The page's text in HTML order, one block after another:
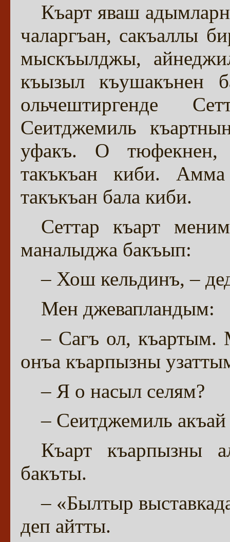
Къарт яваш
чаларгъан, сакъаллы
мыскъылджы,
къызыл къушакънен
ольчештиргенде
Сеитджемиль
уфакъ. О тюфекнен,
такъкъан киби.
такъкъан бала киби.
Сеттар къарт
маналыджа бакъып:
– Хош кельдинъ, –
Мен джевапландым:
– Сагъ ол, къартым.
онъа къарпызны
– Я о насыл селям?
– Сеитджемиль
Къарт къарпызны
бакъты.
– «Былтыр
деп айтты.